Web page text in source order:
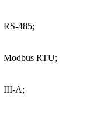
RS-485;
Modbus RTU;
III-A;